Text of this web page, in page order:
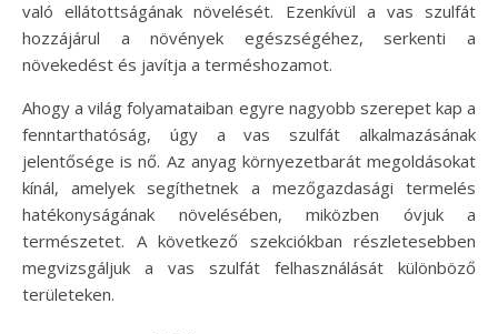
való ellátottságának növelését. Ezenkívül a vas szulfát
hozzájárul a növények egészségéhez, serkenti a
növekedést és javítja a terméshozamot.
Ahogy a világ folyamataiban egyre nagyobb szerepet kap a
fenntarthatóság, úgy a vas szulfát alkalmazásának
jelentősége is nő. Az anyag környezetbarát megoldásokat
kínál, amelyek segíthetnek a mezőgazdasági termelés
hatékonyságának növelésében, miközben óvjuk a
természetet. A következő szekciókban részletesebben
megvizsgáljuk a vas szulfát felhasználását különböző
területeken.